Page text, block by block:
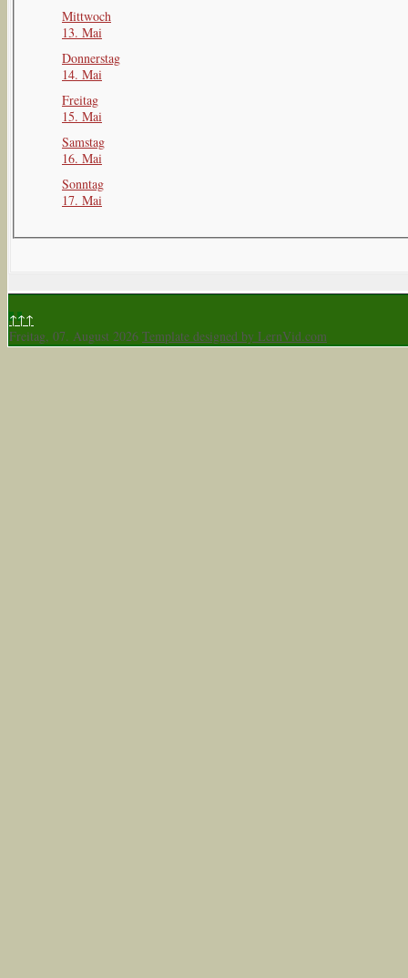
Mittwoch
13. Mai
Donnerstag
14. Mai
Freitag
15. Mai
Samstag
16. Mai
Sonntag
17. Mai
↑↑↑
Freitag, 07. August 2026 Template designed by LernVid.com